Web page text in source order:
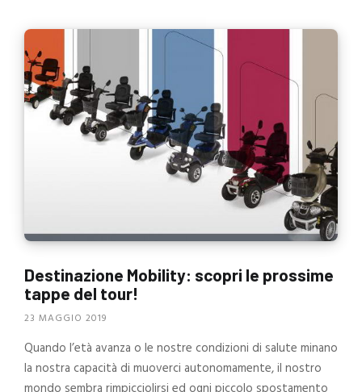
Destinazione Mobility: scopri le prossime
tappe del tour!
23 MAGGIO 2019
Quando l’età avanza o le nostre condizioni di salute minano
la nostra capacità di muoverci autonomamente, il nostro